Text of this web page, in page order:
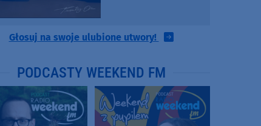
Głosuj na swoje ulubione utwory!
PODCASTY WEEKEND FM